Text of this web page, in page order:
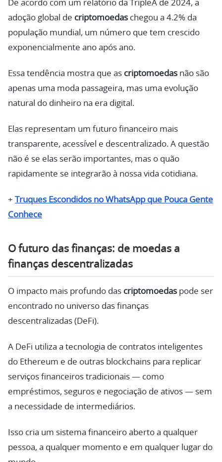
De acordo com um relatório da TripleA de 2024, a
adoção global de criptomoedas chegou a 4.2% da
população mundial, um número que tem crescido
exponencialmente ano após ano.
Essa tendência mostra que as criptomoedas não são
apenas uma moda passageira, mas uma evolução
natural do dinheiro na era digital.
Elas representam um futuro financeiro mais
transparente, acessível e descentralizado. A questão
não é se elas serão importantes, mas o quão
rapidamente se integrarão à nossa vida cotidiana.
+ Truques Escondidos no WhatsApp que Pouca Gente
Conhece
O futuro das finanças: de moedas a
finanças descentralizadas
O impacto mais profundo das criptomoedas pode ser
encontrado no universo das finanças
descentralizadas (DeFi).
A DeFi utiliza a tecnologia de contratos inteligentes
do Ethereum e de outras blockchains para replicar
serviços financeiros tradicionais — como
empréstimos, seguros e negociação de ativos — sem
a necessidade de intermediários.
Isso cria um sistema financeiro aberto a qualquer
pessoa, a qualquer momento e em qualquer lugar do